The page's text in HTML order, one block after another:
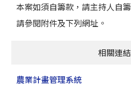
本案如須自籌款，請主持人自籌
請參閱附件及下列網址。
相關連結
農業計畫管理系統